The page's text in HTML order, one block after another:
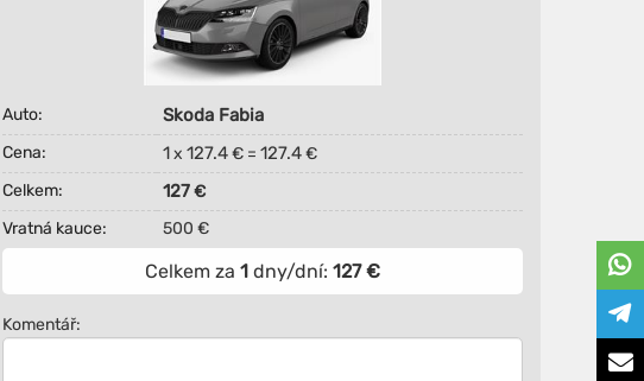
Auto: Skoda Fabia
Cena: 1x 127.4€ = 127.4€
Celkem:
127€
Vratná kauce:
500 €
Celkem za 1 dny/dní: 127€
Komentář: